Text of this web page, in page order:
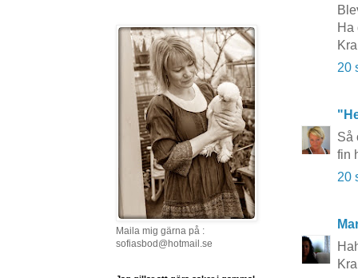
Ha
20
Så
fin
20
Maila mig gärna på :
sofiasbod@hotmail.se